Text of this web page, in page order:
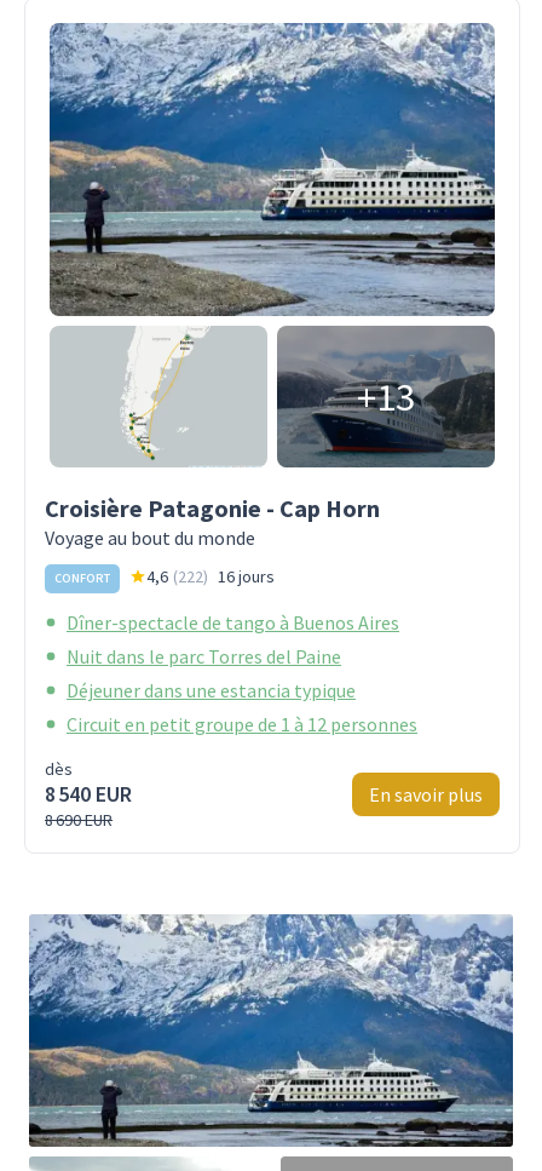
+13
Croisière Patagonie - Cap Horn
Voyage au bout du monde
CONFORT 4,6 (222) 16 jours
Dîner-spectacle de tango à Buenos Aires
Nuit dans le parc Torres del Paine
Déjeuner dans une estancia typique
Circuit en petit groupe de 1 à 12 personnes
dès
8 540 EUR
8 690 EUR
En savoir plus